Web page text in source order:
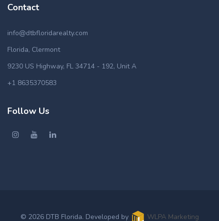
Contact
info@dtbfloridarealty.com
Florida, Clermont
9230 US Highway, FL 34714 - 192, Unit A
+1 8635370583
Follow Us
© 2026 DTB Florida. Developed by WLPA Marketing